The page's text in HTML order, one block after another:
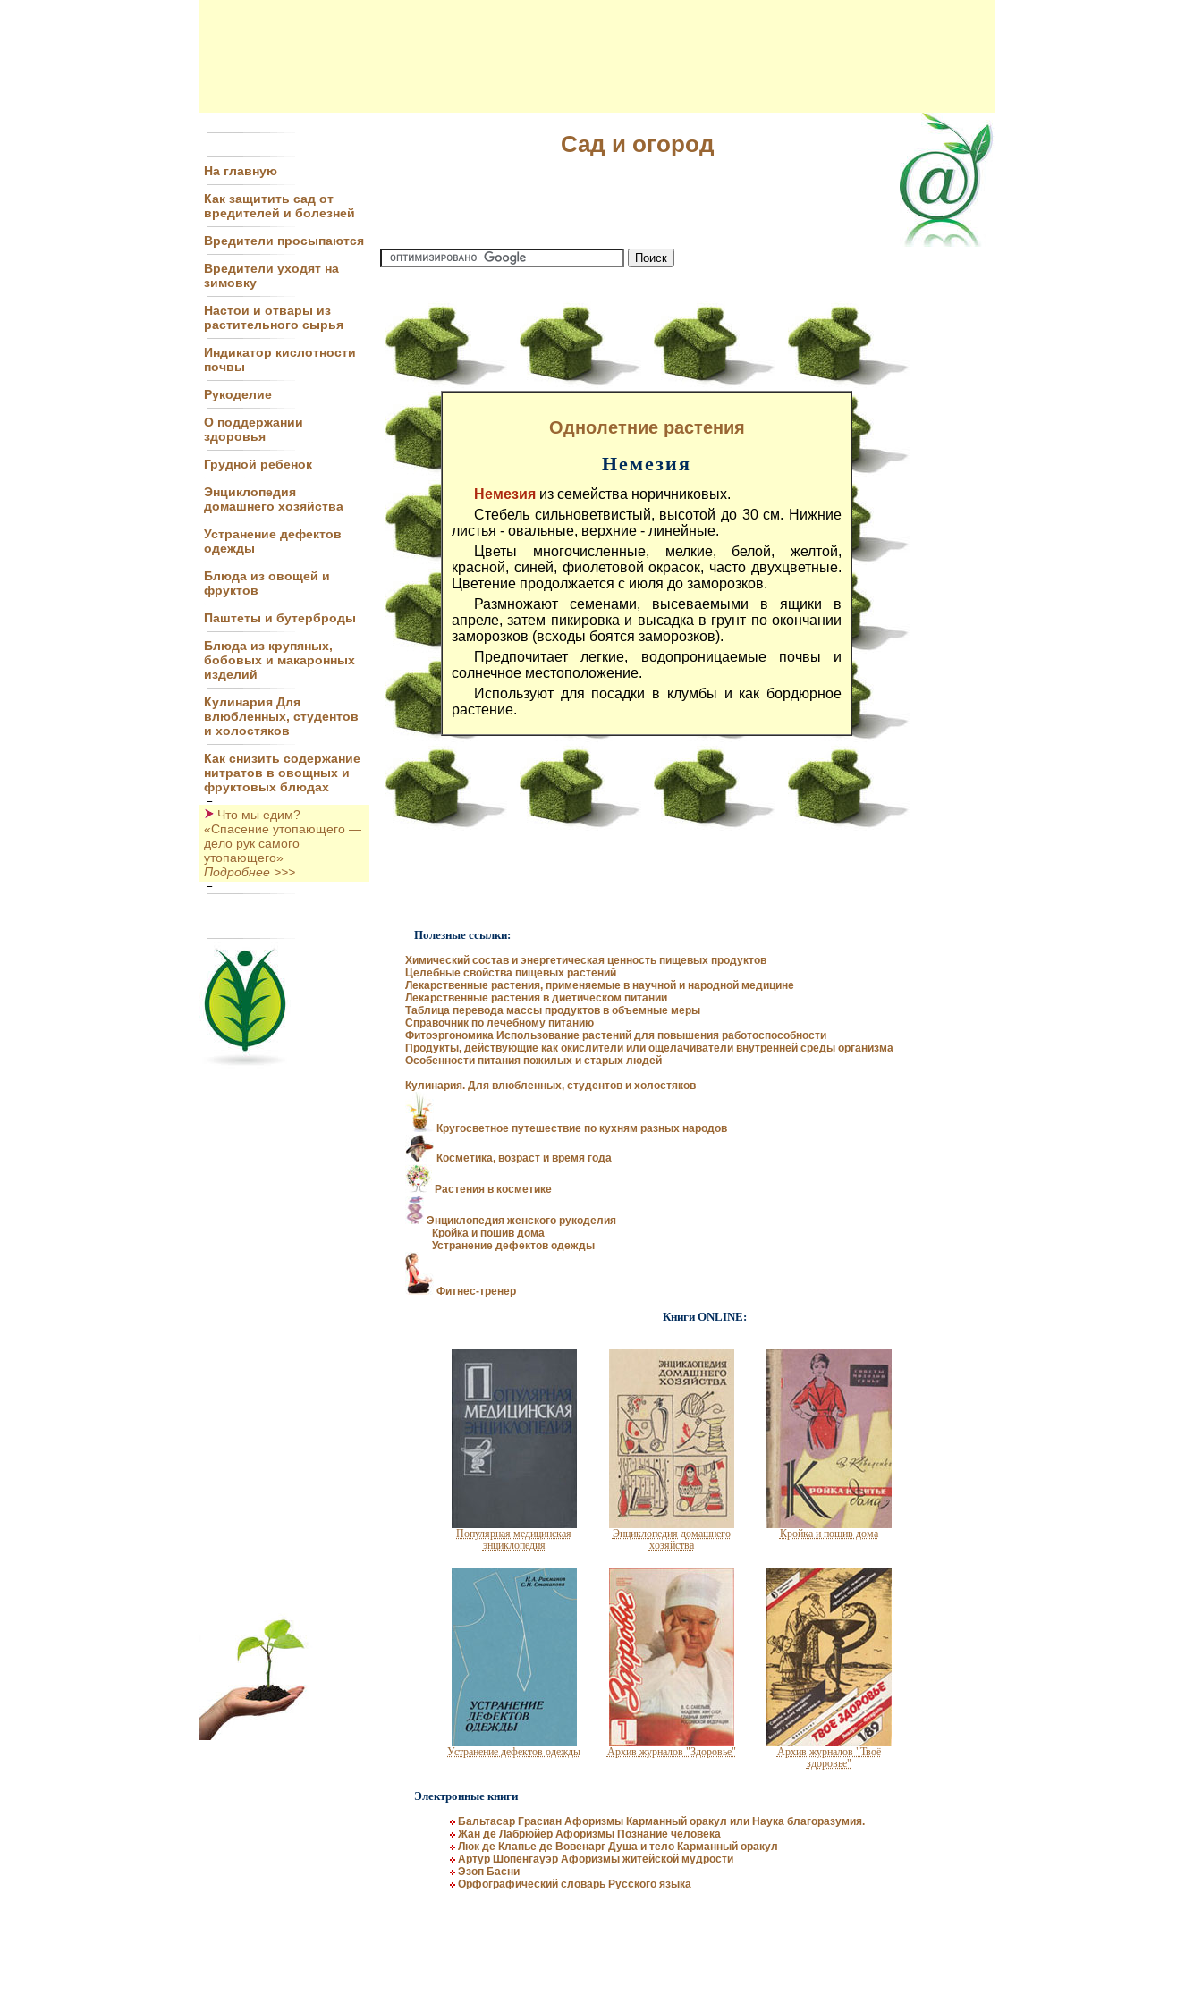
На главную
Как защитить сад от
вредителей и болезней
Вредители просыпаются
Вредители уходят на
зимовку
Настои и отвары из
растительного сырья
Индикатор кислотности
почвы
Рукоделие
О поддержании
здоровья
Грудной ребенок
Энциклопедия
домашнего хозяйства
Устранение дефектов
одежды
Блюда из овощей и
фруктов
Паштеты и бутерброды
Блюда из крупяных,
бобовых и макаронных
изделий
Кулинария Для
влюбленных, студентов
и холостяков
Как снизить содержание
нитратов в овощных и
фруктовых блюдах
Что мы едим?
«Спасение утопающего —
дело рук самого
утопающего»
Подробнее >>>
Сад и огород
Однолетние растения
Немезия
Немезия из семейства норичниковых.
Стебель сильноветвистый, высотой до 30 см. Нижние
листья - овальные, верхние - линейные.
Цветы многочисленные, мелкие, белой, желтой,
красной, синей, фиолетовой окрасок, часто двухцветные.
Цветение продолжается с июля до заморозков.
Размножают семенами, высеваемыми в ящики в
апреле, затем пикировка и высадка в грунт по окончании
заморозков (всходы боятся заморозков).
Предпочитает легкие, водопроницаемые почвы и
солнечное местоположение.
Используют для посадки в клумбы и как бордюрное
растение.
Полезные ссылки:
Химический состав и энергетическая ценность пищевых продуктов
Целебные свойства пищевых растений
Лекарственные растения, применяемые в научной и народной медицине
Лекарственные растения в диетическом питании
Таблица перевода массы продуктов в объемные меры
Справочник по лечебному питанию
Фитоэргономика Использование растений для повышения работоспособности
Продукты, действующие как окислители или ощелачиватели внутренней среды организма
Особенности питания пожилых и старых людей
Кулинария. Для влюбленных, студентов и холостяков
Кругосветное путешествие по кухням разных народов
Косметика, возраст и время года
Растения в косметике
Энциклопедия женского рукоделия
Кройка и пошив дома
Устранение дефектов одежды
Фитнес-тренер
Книги ONLINE:
Популярная медицинская
энциклопедия
Энциклопедия домашнего
хозяйства
Кройка и пошив дома
Устранение дефектов одежды Архив журналов "Здоровье"
Архив журналов "Твоё
здоровье"
Электронные книги
Бальтасар Грасиан Афоризмы Карманный оракул или Наука благоразумия.
Жан де Лабрюйер Афоризмы Познание человека
Люк де Клапье де Вовенарг Душа и тело Карманный оракул
Артур Шопенгауэр Афоризмы житейской мудрости
Эзоп Басни
Орфографический словарь Русского языка